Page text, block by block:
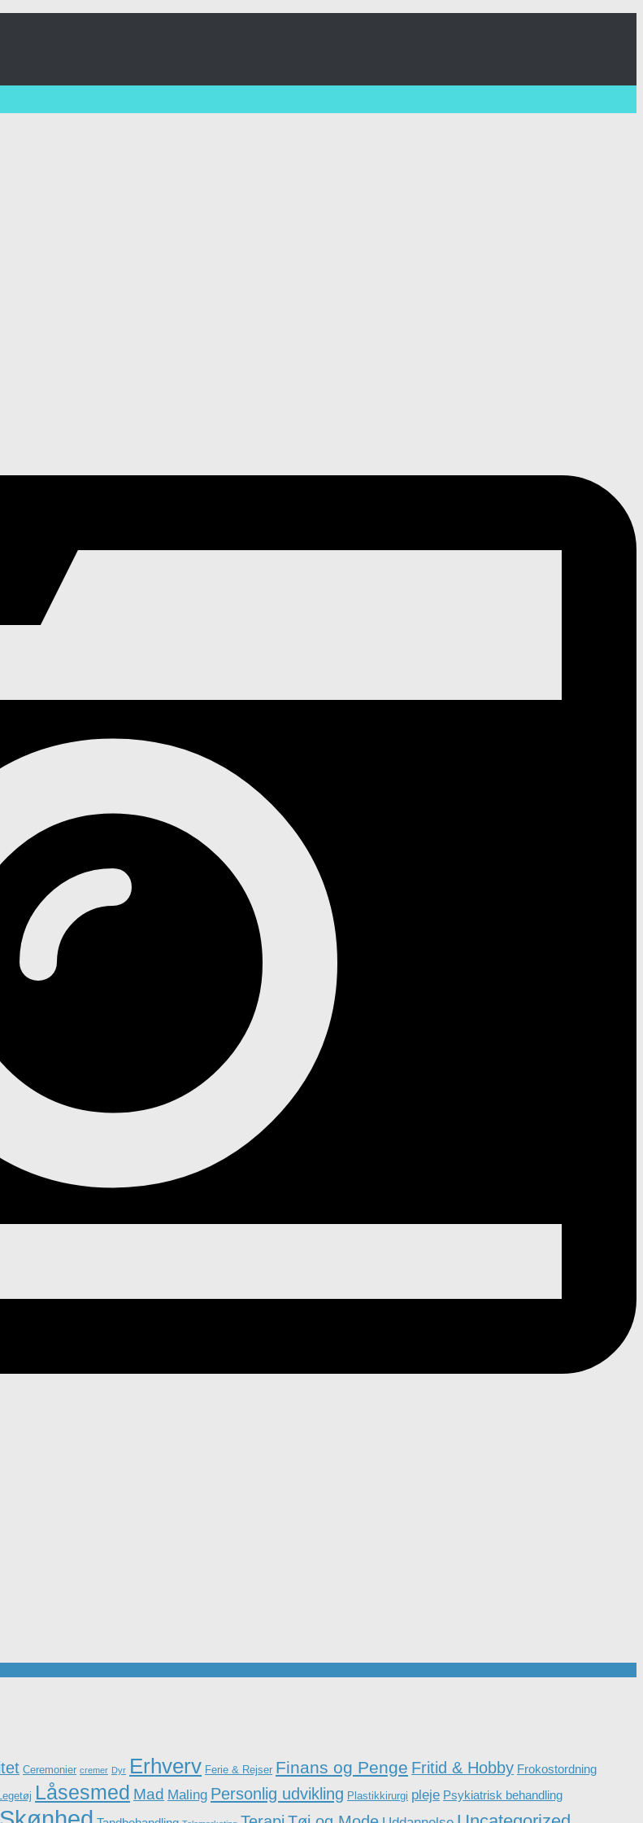
Ceremonier cremer Dyr Erhverv Ferie & Rejser Finans og Penge Fritid & Hobby Frokostordning
Låsesmed Mad Maling Personlig udvikling Plastikkirurgi pleje Psykiatrisk behandling